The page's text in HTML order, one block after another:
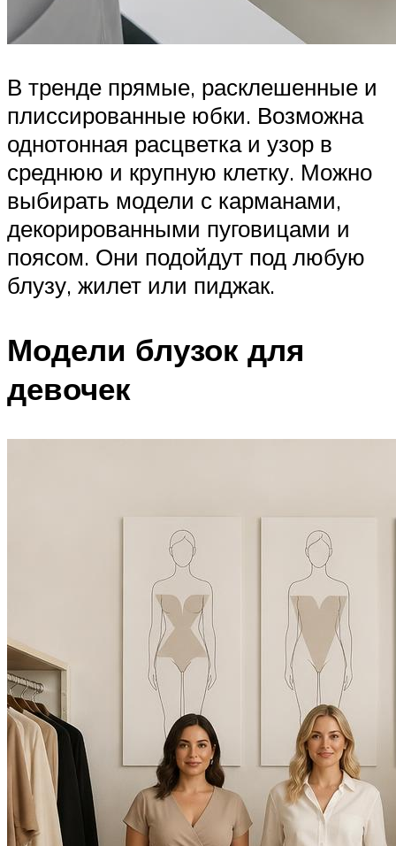
В тренде прямые, расклешенные и
плиссированные юбки. Возможна
однотонная расцветка и узор в
среднюю и крупную клетку. Можно
выбирать модели с карманами,
декорированными пуговицами и
поясом. Они подойдут под любую
блузу, жилет или пиджак.
Модели блузок для
девочек